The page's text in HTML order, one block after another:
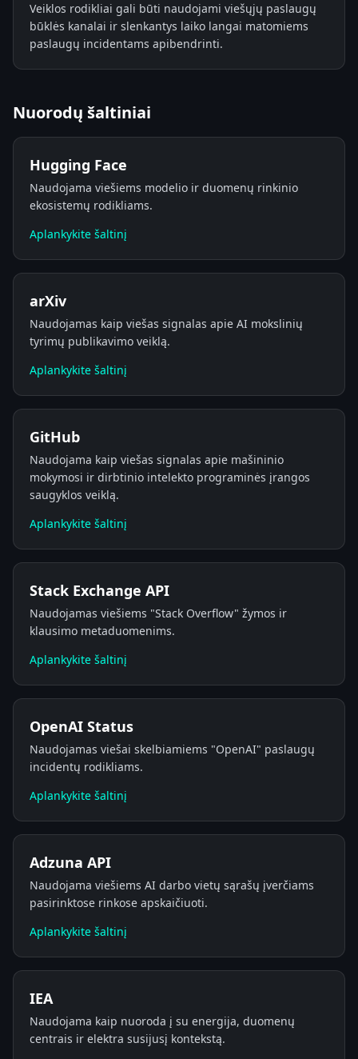
Veiklos rodikliai gali būti naudojami viešųjų paslaugų
būklės kanalai ir slenkantys laiko langai matomiems
paslaugų incidentams apibendrinti.
Nuorodų šaltiniai
Hugging Face
Naudojama viešiems modelio ir duomenų rinkinio
ekosistemų rodikliams.
Aplankykite šaltinį
arXiv
Naudojamas kaip viešas signalas apie AI mokslinių
tyrimų publikavimo veiklą.
Aplankykite šaltinį
GitHub
Naudojama kaip viešas signalas apie mašininio
mokymosi ir dirbtinio intelekto programinės įrangos
saugyklos veiklą.
Aplankykite šaltinį
Stack Exchange API
Naudojamas viešiems "Stack Overflow" žymos ir
klausimo metaduomenims.
Aplankykite šaltinį
OpenAI Status
Naudojamas viešai skelbiamiems "OpenAI" paslaugų
incidentų rodikliams.
Aplankykite šaltinį
Adzuna API
Naudojama viešiems AI darbo vietų sąrašų įverčiams
pasirinktose rinkose apskaičiuoti.
Aplankykite šaltinį
IEA
Naudojama kaip nuoroda į su energija, duomenų
centrais ir elektra susijusį kontekstą.